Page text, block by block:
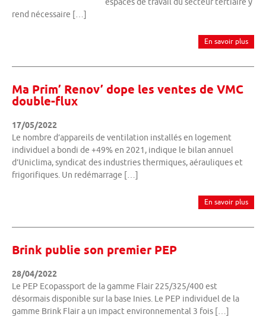
espaces de travail du secteur tertiaire y
rend nécessaire […]
En savoir plus
Ma Prim’ Renov’ dope les ventes de VMC
double-flux
17/05/2022
Le nombre d’appareils de ventilation installés en logement
individuel a bondi de +49% en 2021, indique le bilan annuel
d’Uniclima, syndicat des industries thermiques, aérauliques et
frigorifiques. Un redémarrage […]
En savoir plus
Brink publie son premier PEP
28/04/2022
Le PEP Ecopassport de la gamme Flair 225/325/400 est
désormais disponible sur la base Inies. Le PEP individuel de la
gamme Brink Flair a un impact environnemental 3 fois […]